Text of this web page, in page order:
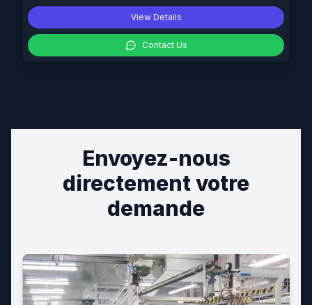
View Details
Contact Us
Envoyez-nous
directement votre
demande